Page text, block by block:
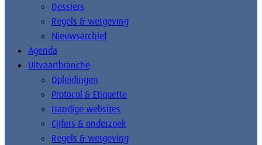
Dossiers
Regels & wetgeving
Nieuwsarchief
Agenda
Uitvaartbranche
Opleidingen
Protocol & Etiquette
Handige websites
Cijfers & onderzoek
Regels & wetgeving